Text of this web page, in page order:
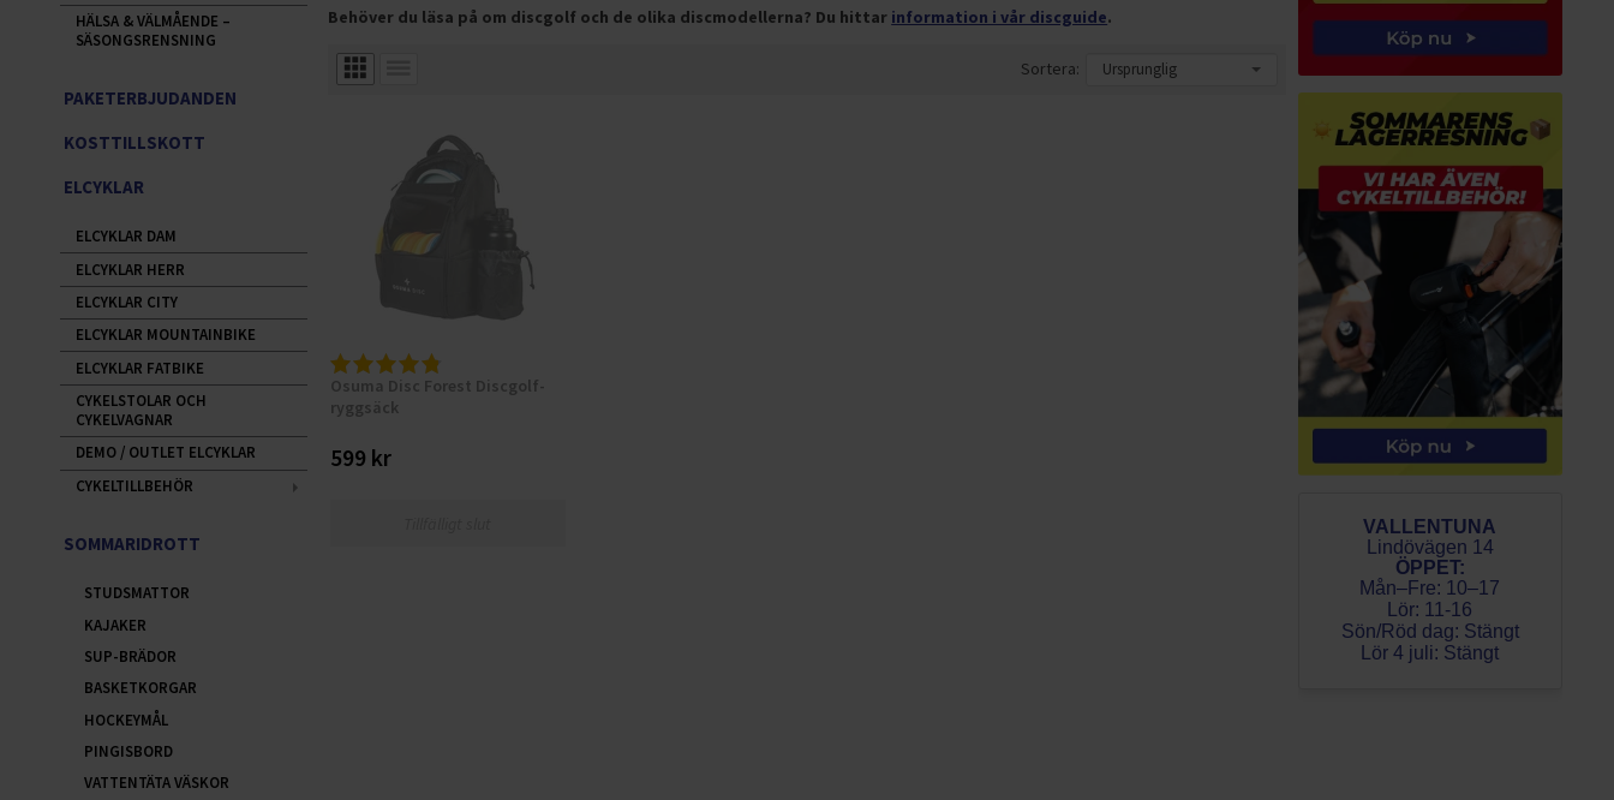
Behöver du läsa på om discgolf och de olika discmodellerna? Du hittar information i vår discguide.
Sortera:
Osuma Disc Forest Discgolf-
ryggsäck
599 kr
HÄLSA & VÄLMÅENDE –
SÄSONGSRENSNING
PAKETERBJUDANDEN
KOSTTILLSKOTT
ELCYKLAR
ELCYKLAR DAM
ELCYKLAR HERR
ELCYKLAR CITY
ELCYKLAR MOUNTAINBIKE
ELCYKLAR FATBIKE
CYKELSTOLAR OCH
CYKELVAGNAR
DEMO / OUTLET ELCYKLAR
CYKELTILLBEHÖR
SOMMARIDROTT
STUDSMATTOR
KAJAKER
SUP-BRÄDOR
BASKETKORGAR
HOCKEYMÅL
PINGISBORD
VATTENTÄTA VÄSKOR
VALLENTUNA
Lindövägen 14
ÖPPET:
Mån–Fre: 10–17
Lör: 11-16
Sön/Röd dag: Stängt
Lör 4 juli: Stängt